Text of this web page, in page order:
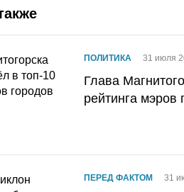
ПОЛИТИКА 31 июля
Глава
рейтинга мэров
ПЕРЕД ФАКТОМ 31